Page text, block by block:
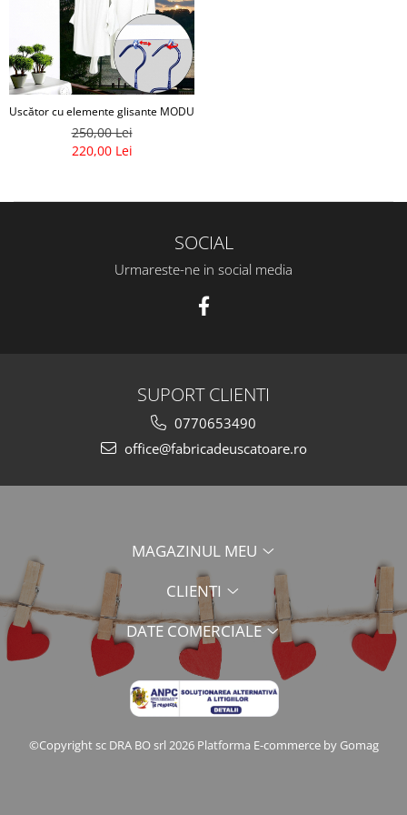
Uscător cu elemente glisante MODULES XUPR
250,00 Lei
220,00 Lei
SOCIAL
Urmareste-ne in social media
SUPORT CLIENTI
0770653490
office@fabricadeuscatoare.ro
MAGAZINUL MEU
CLIENTI
DATE COMERCIALE
©Copyright sc DRA BO srl 2026 Platforma E-commerce by Gomag